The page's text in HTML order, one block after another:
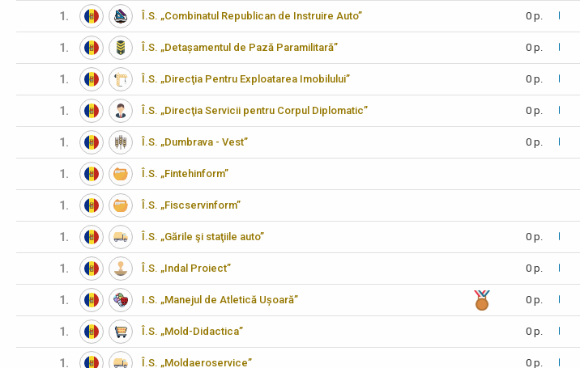
1. Î.S. „Combinatul Republican de Instruire Auto” 0 p.
1. Î.S. „Detașamentul de Pază Paramilitară” 0 p.
1. Î.S. „Direcţia Pentru Exploatarea Imobilului” 0 p.
1. Î.S. „Direcţia Servicii pentru Corpul Diplomatic” 0 p.
1. Î.S. „Dumbrava - Vest” 0 p.
1. Î.S. „Fintehinform”
1. Î.S. „Fiscservinform”
1. Î.S. „Gările şi staţiile auto” 0 p.
1. Î.S. „Indal Proiect” 0 p.
1. I.S. „Manejul de Atletică Ușoară” 0 p.
1. Î.S. „Mold-Didactica” 0 p.
1. Î.S. „Moldaeroservice” 0 p.